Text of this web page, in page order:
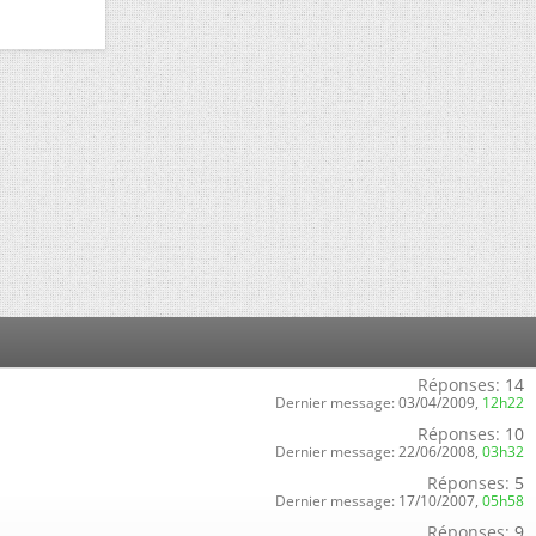
Réponses: 14
Dernier message: 03/04/2009, 12h22
Réponses: 10
Dernier message: 22/06/2008, 03h32
Réponses: 5
Dernier message: 17/10/2007, 05h58